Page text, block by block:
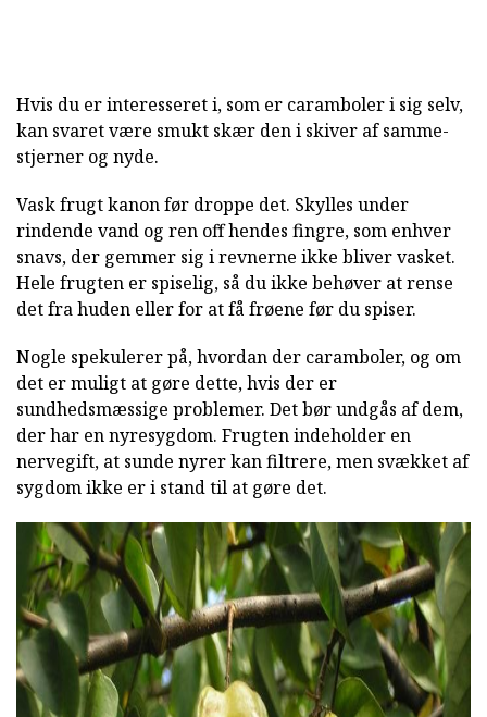
Hvis du er interesseret i, som er caramboler i sig selv,
kan svaret være smukt skær den i skiver af samme-
stjerner og nyde.
Vask frugt kanon før droppe det. Skylles under
rindende vand og ren off hendes fingre, som enhver
snavs, der gemmer sig i revnerne ikke bliver vasket.
Hele frugten er spiselig, så du ikke behøver at rense
det fra huden eller for at få frøene før du spiser.
Nogle spekulerer på, hvordan der caramboler, og om
det er muligt at gøre dette, hvis der er
sundhedsmæssige problemer. Det bør undgås af dem,
der har en nyresygdom. Frugten indeholder en
nervegift, at sunde nyrer kan filtrere, men svækket af
sygdom ikke er i stand til at gøre det.